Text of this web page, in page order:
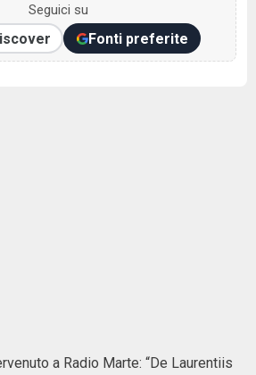
Seguici su
Fonti preferite
a Radio Marte: “De Laurentiis